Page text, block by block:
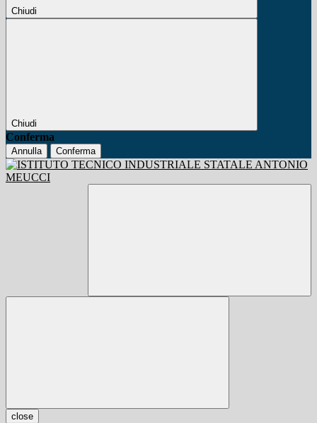
Chiudi
Chiudi
Conferma
Annulla Conferma
close